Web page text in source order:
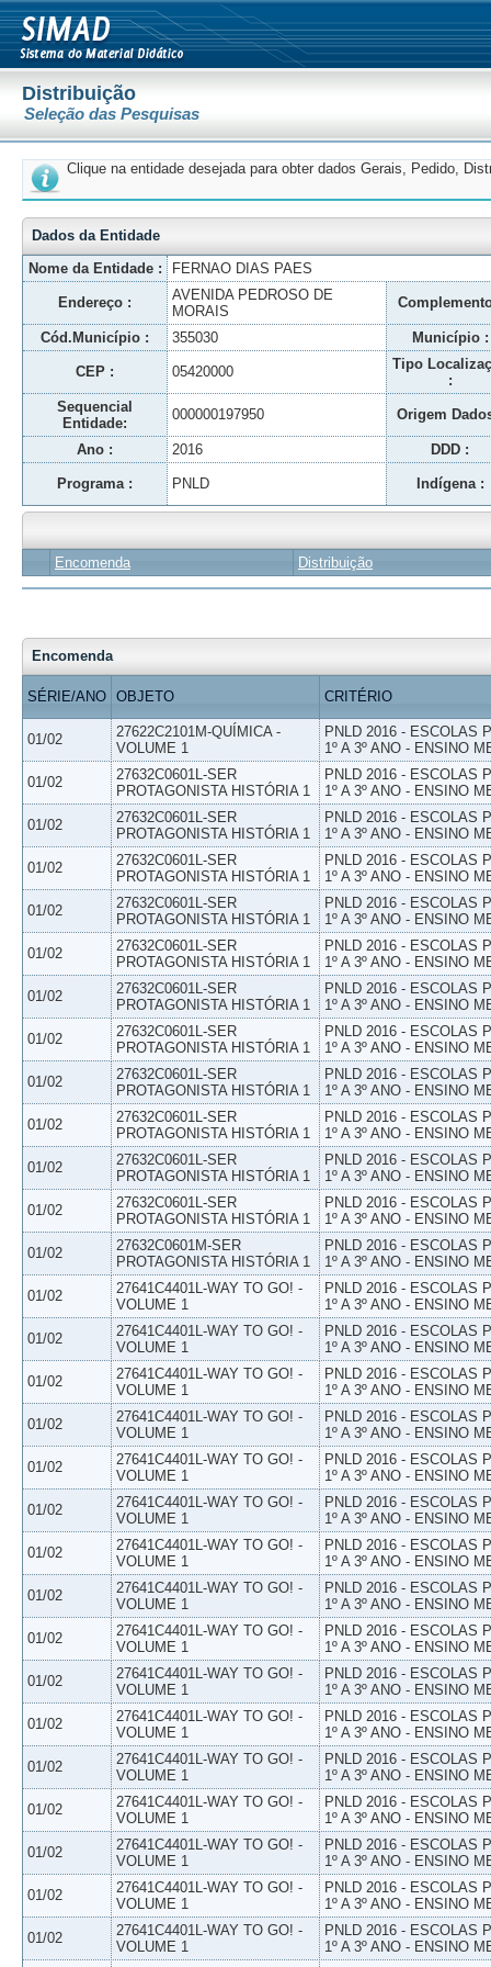
Distribuição
Seleção das Pesquisas
Clique na entidade desejada para obter dados Gerais, Pedido,
Dados da Entidade
Nome da Entidade :
FERNAO DIAS PAES
Endereço :
AVENIDA PEDROSO DE
MORAIS
Cód.Município : 355030 Município :
CEP : 05420000
Tipo
:
Sequencial
Entidade:
000000197950 Origem
Ano : 2016 DDD :
Programa : PNLD Indígena :
Encomenda Distribuição
Encomenda
SÉRIE/ANO OBJETO CRITÉRIO
01/02
27622C2101M-QUÍMICA -
VOLUME 1
PNLD 2016 - ESCOLAS
1º A 3º ANO - ENSINO
01/02
27632C0601L-SER
PROTAGONISTA HISTÓRIA 1
PNLD 2016 - ESCOLAS
1º A 3º ANO - ENSINO
01/02
27632C0601L-SER
PROTAGONISTA HISTÓRIA 1
PNLD 2016 - ESCOLAS
1º A 3º ANO - ENSINO
01/02
27632C0601L-SER
PROTAGONISTA HISTÓRIA 1
PNLD 2016 - ESCOLAS
1º A 3º ANO - ENSINO
01/02
27632C0601L-SER
PROTAGONISTA HISTÓRIA 1
PNLD 2016 - ESCOLAS
1º A 3º ANO - ENSINO
01/02
27632C0601L-SER
PROTAGONISTA HISTÓRIA 1
PNLD 2016 - ESCOLAS
1º A 3º ANO - ENSINO
01/02
27632C0601L-SER
PROTAGONISTA HISTÓRIA 1
PNLD 2016 - ESCOLAS
1º A 3º ANO - ENSINO
01/02
27632C0601L-SER
PROTAGONISTA HISTÓRIA 1
PNLD 2016 - ESCOLAS
1º A 3º ANO - ENSINO
01/02
27632C0601L-SER
PROTAGONISTA HISTÓRIA 1
PNLD 2016 - ESCOLAS
1º A 3º ANO - ENSINO
01/02
27632C0601L-SER
PROTAGONISTA HISTÓRIA 1
PNLD 2016 - ESCOLAS
1º A 3º ANO - ENSINO
01/02
27632C0601L-SER
PROTAGONISTA HISTÓRIA 1
PNLD 2016 - ESCOLAS
1º A 3º ANO - ENSINO
01/02
27632C0601L-SER
PROTAGONISTA HISTÓRIA 1
PNLD 2016 - ESCOLAS
1º A 3º ANO - ENSINO
01/02
27632C0601M-SER
PROTAGONISTA HISTÓRIA 1
PNLD 2016 - ESCOLAS
1º A 3º ANO - ENSINO
01/02
27641C4401L-WAY TO GO! -
VOLUME 1
PNLD 2016 - ESCOLAS
1º A 3º ANO - ENSINO
01/02
27641C4401L-WAY TO GO! -
VOLUME 1
PNLD 2016 - ESCOLAS
1º A 3º ANO - ENSINO
01/02
27641C4401L-WAY TO GO! -
VOLUME 1
PNLD 2016 - ESCOLAS
1º A 3º ANO - ENSINO
01/02
27641C4401L-WAY TO GO! -
VOLUME 1
PNLD 2016 - ESCOLAS
1º A 3º ANO - ENSINO
01/02
27641C4401L-WAY TO GO! -
VOLUME 1
PNLD 2016 - ESCOLAS
1º A 3º ANO - ENSINO
01/02
27641C4401L-WAY TO GO! -
VOLUME 1
PNLD 2016 - ESCOLAS
1º A 3º ANO - ENSINO
01/02
27641C4401L-WAY TO GO! -
VOLUME 1
PNLD 2016 - ESCOLAS
1º A 3º ANO - ENSINO
01/02
27641C4401L-WAY TO GO! -
VOLUME 1
PNLD 2016 - ESCOLAS
1º A 3º ANO - ENSINO
01/02
27641C4401L-WAY TO GO! -
VOLUME 1
PNLD 2016 - ESCOLAS
1º A 3º ANO - ENSINO
01/02
27641C4401L-WAY TO GO! -
VOLUME 1
PNLD 2016 - ESCOLAS
1º A 3º ANO - ENSINO
01/02
27641C4401L-WAY TO GO! -
VOLUME 1
PNLD 2016 - ESCOLAS
1º A 3º ANO - ENSINO
01/02
27641C4401L-WAY TO GO! -
VOLUME 1
PNLD 2016 - ESCOLAS
1º A 3º ANO - ENSINO
01/02
27641C4401L-WAY TO GO! -
VOLUME 1
PNLD 2016 - ESCOLAS
1º A 3º ANO - ENSINO
01/02
27641C4401L-WAY TO GO! -
VOLUME 1
PNLD 2016 - ESCOLAS
1º A 3º ANO - ENSINO
01/02
27641C4401L-WAY TO GO! -
VOLUME 1
PNLD 2016 - ESCOLAS
1º A 3º ANO - ENSINO
01/02
27641C4401L-WAY TO GO! -
VOLUME 1
PNLD 2016 - ESCOLAS
1º A 3º ANO - ENSINO